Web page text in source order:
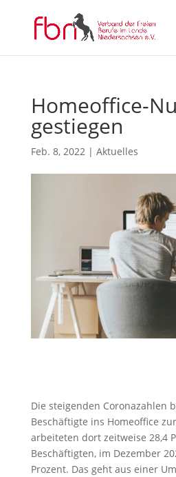
Homeoffice-
gestiegen
Feb. 8, 2022| Aktuelles
Die steigenden Coronazahlen
Beschäftigte ins Homeoffice
arbeiteten dort zeitweise 28,4
Beschäftigten, im Dezember
Prozent. Das geht aus einer